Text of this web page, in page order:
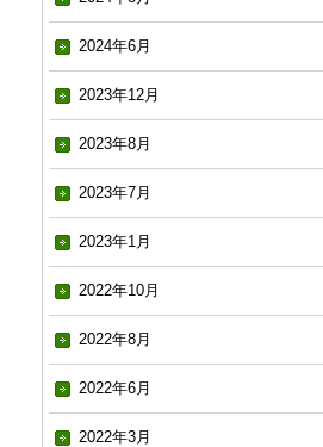
2024年6月
2023年12月
2023年8月
2023年7月
2023年1月
2022年10月
2022年8月
2022年6月
2022年3月